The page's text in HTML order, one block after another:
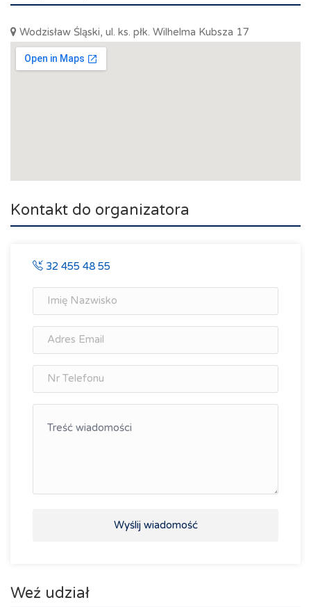
Wodzisław Śląski, ul. ks. płk. Wilhelma Kubsza 17
Kontakt do organizatora
32 455 48 55
Wyślij wiadomość
Weź udział